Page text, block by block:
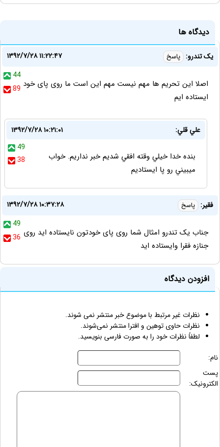
دیدگاه ها
یک تندرو: پاسخ
۱۳۹۲/۷/۲۸ ۱۱:۲۲:۴۷
44
89 اصلا این تحریم ها مهم نیست مهم این است ما روی پای خود
ایستاده ایم
علي قلي:
۱۳۹۲/۷/۲۸ ۱۰:۲۱:۰۱
49
38
بنده خدا خيلي وقته افقي شديم خبر نداريم. خواب
ميبيني رو پا ايستاديم
فقیر: پاسخ
۱۳۹۲/۷/۲۸ ۱۰:۳۷:۲۸
49
36 جناب یک تندرو امثال شما روی پای خودتون نایستاده اید روی
جنازه فقرا وایستاده اید
افزودن دیدگاه
نظرات غیر مرتبط با موضوع خبر منتشر نمی شوند.
نظرات حاوی توهین و افترا منتشر نمی‌شوند.
لطفاً نظرات خود را به صورت فارسی بنویسید.
نام:
پست
الکترونیک: